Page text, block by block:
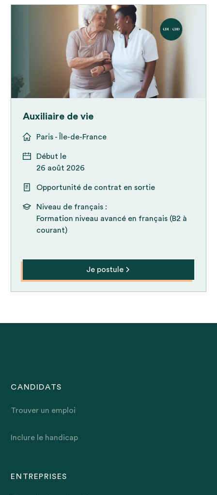
Auxiliaire de vie
Paris - Île-de-France
Début le
26 août 2026
Opportunité de contrat en sortie
Niveau de français :
Formation niveau avancé en français (B2 à
courant)
Je postule
CANDIDATS
Trouver un emploi
Inclure le handicap
ENTREPRISES